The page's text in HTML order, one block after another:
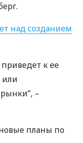
над созданием
к ее
или
–
планы по